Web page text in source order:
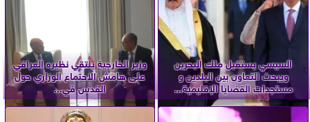
السيسي يستقبل ملك البحرين
ويبحث التعاون بين البلدين و
مستجدات القضايا الإقليمية...
وزير الخارجية يلتقي نظيره العراقي
على هامش الاجتماع الوزاري حول
القدس في...